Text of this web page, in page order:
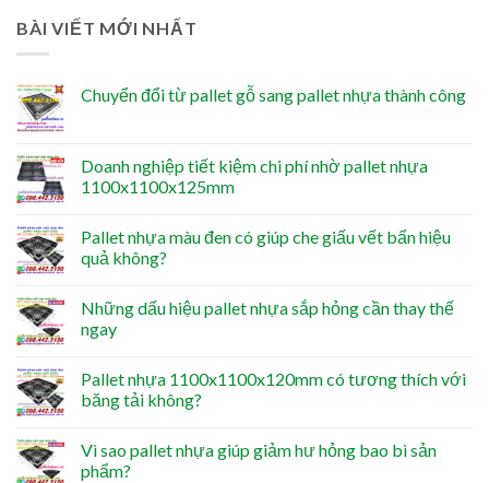
BÀI VIẾT MỚI NHẤT
Chuyển đổi từ pallet gỗ sang pallet nhựa thành công
Doanh nghiệp tiết kiệm chi phí nhờ pallet nhựa
1100x1100x125mm
Pallet nhựa màu đen có giúp che giấu vết bẩn hiệu
quả không?
Những dấu hiệu pallet nhựa sắp hỏng cần thay thế
ngay
Pallet nhựa 1100x1100x120mm có tương thích với
băng tải không?
Vì sao pallet nhựa giúp giảm hư hỏng bao bì sản
phẩm?